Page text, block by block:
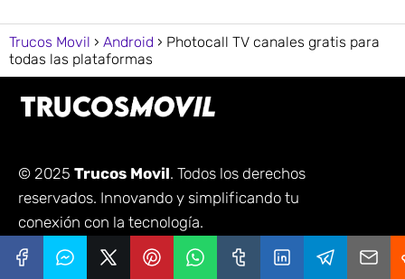
Trucos Movil Android
Photocall TV canales gratis para
todas las plataformas
© 2025 Trucos Movil. Todos los derechos
reservados. Innovando y simplificando tu
conexión con la tecnología.